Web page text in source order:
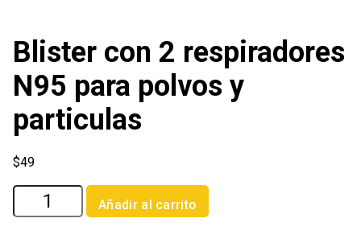
Blister con 2 respiradores
N95 para polvos y
particulas
$49
Blister
con
Añadir al carrito